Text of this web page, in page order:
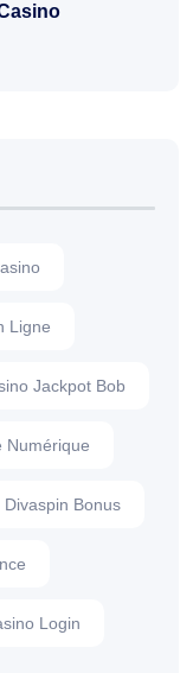
Ligne
Jackpot Bob
Numérique
Divaspin Bonus
Login